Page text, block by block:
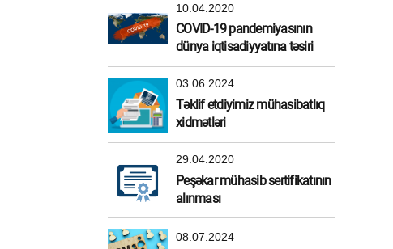
10.04.2020
COVID-19 pandemiyasının
dünya iqtisadiyyatına təsiri
03.06.2024
Təklif etdiyimiz mühasibatlıq
xidmətləri
29.04.2020
Peşəkar mühasib sertifikatının
alınması
08.07.2024